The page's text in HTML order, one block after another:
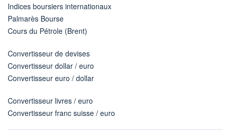
Indices boursiers internationaux
Palmarès Bourse
Cours du Pétrole (Brent)
Convertisseur de devises
Convertisseur dollar / euro
Convertisseur euro / dollar
Convertisseur livres / euro
Convertisseur franc suisse / euro